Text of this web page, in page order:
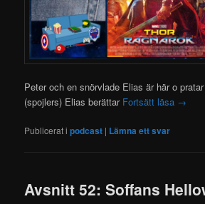
Peter och en snörvlade Elias är här o
(spojlers) Elias berättar Fortsätt läsa →
Publicerat i podcast | Lämna ett svar
Avsnitt 52: Soffans